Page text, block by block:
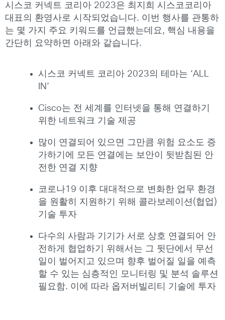
시스코 커넥트 코리아 2023은 최지희 시스코코리아
대표의 환영사로 시작되었습니다. 이번 행사를 관통하
는 몇 가지 주요 키워드를 언급했는데요, 핵심 내용을
간단히 요약하면 아래와 같습니다.
시스코 커넥트 코리아 2023의 테마는 ‘ALL
IN’
Cisco는 전 세계를 인터넷을 통해 연결하기
위한 네트워크 기술 제공
많이 연결되어 있으면 그만큼 위험 요소도 증
가하기에 모든 연결에는 보안이 뒷받침된 안
전한 연결 지향
코로나19 이후 대대적으로 변화한 업무 환경
을 원활히 지원하기 위해 콜라보레이션(협업)
기술 투자
다수의 사람과 기기가 서로 상호 연결되어 안
전하게 협업하기 위해서는 그 뒷단에서 무선
일이 벌어지고 있으며 향후 벌어질 일을 예측
할 수 있는 심층적인 모니터링 및 분석 솔루션
필요함. 이에 따라 옵저버빌리티 기술에 투자